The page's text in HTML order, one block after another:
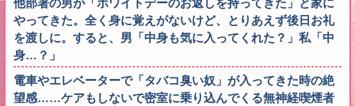
他部署の男が「ホワイトデーのお返しを持ってきた」と家に
やってきた。全く身に覚えがないけど、とりあえず後日お礼
を渡しに。すると、男「中身も気に入ってくれた？」私「中
身…？」
電車やエレベーターで「タバコ臭い奴」が入ってきた時の絶
望感……ケアもしないで密室に乗り込んでくる無神経喫煙者